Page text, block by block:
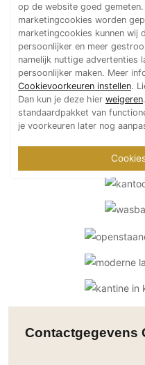
Aannemers Interieur
Akoestiek
Binnenzwembaden
Wellness
Wijnkelder en wijnkasten
Contactgegevens
op de website goed gemeten.
marketingcookies worden
marketingcookies kunnen wij
persoonlijker en meer
namelijk nuttige advertenties
persoonlijker maken. Meer
Cookievoorkeuren instellen.
Dan kun je deze hier weigeren
standaardpakket van
je voorkeuren later nog